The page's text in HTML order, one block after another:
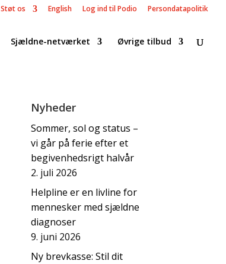
Støt os English Log ind til Podio Persondatapolitik
Sjældne-netværket Øvrige tilbud
Nyheder
Sommer, sol og status –
vi går på ferie efter et
begivenhedsrigt halvår
2. juli 2026
Helpline er en livline for
mennesker med sjældne
diagnoser
9. juni 2026
Ny brevkasse: Stil dit